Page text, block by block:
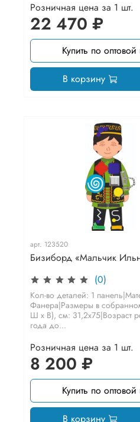
Розничная цена за 1 шт.
22 470 ₽
Купить по
В корзину
арт. 123520
Бизиборд «Мальчик
(0)
Кол-во деталей: 1
Фанера|Размеры в
Ш х В), см: 31,2х75|Возраст
года до...
Розничная цена за 1 шт.
8 200 ₽
Купить по
В корзину